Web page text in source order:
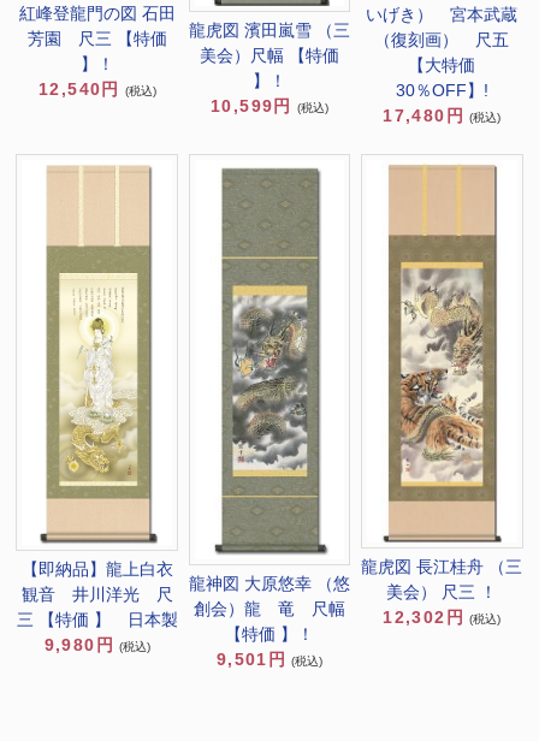
紅峰登龍門の図 石田
芳園 尺三 【特価
】！
12,540円
(税込)
龍虎図 濱田嵐雪 （三
美会）尺幅 【特価
】！
10,599円
(税込)
いげき） 宮本武蔵
（復刻画） 尺五
【大特価
30％OFF】!
17,480円 (税込)
【即納品】龍上白衣
観音 井川洋光 尺
三 【特価 】 日本製
9,980円
(税込)
龍神図 大原悠幸 （悠
創会）龍 竜 尺幅
【特価 】！
9,501円
(税込)
龍虎図 長江桂舟 （三
美会） 尺三 ！
12,302円
(税込)